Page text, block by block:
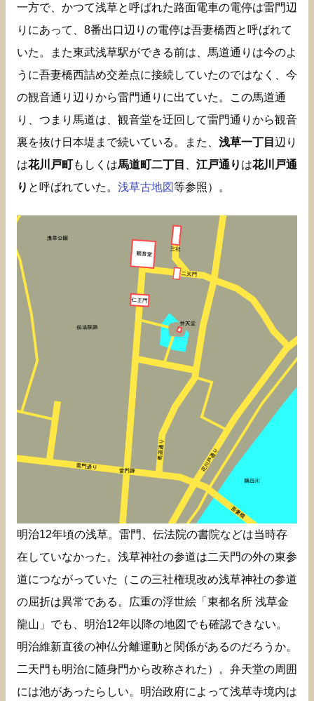
一方で、かつて浅草と呼ばれた路面電車の電停は雷門辺
りにあって、8番出口辺りの電停は吾妻橋西と呼ばれて
いた。また東武浅草駅ができる前は、馬道通りは今のよ
うに吾妻橋西詰め交差点に接続していたのではなく、今
の観音通り辺りから雷門通りに出ていた。この馬道通
り、つまり馬道は、観音堂を迂回して雷門通りから観音
裏を抜け日本堤まで続いている。また、 浅草一丁目 辺り
は花川戸町もしくは馬道町二丁目 江戸通り は花川戸通
り と呼ばれていた。 浅草古地図等参照）。
明治12年頃の浅草。雷門、伝法院の書院などは当時存
在していなかった。浅草神社の参道は二天門の外の東参
道につながっていた（この三社権現改め浅草神社の参道
の屈折は異常である。広重の浮世絵「東都名所 浅草金
龍山」でも、明治12年以降の地図でも確認できない。
明治維新直後の神仏分離運動と関係があるのだろうか。
二天門も明治に随身門から改称された）。弁天堂の周囲
には池があったらしい。明治政府によって浅草寺境内は